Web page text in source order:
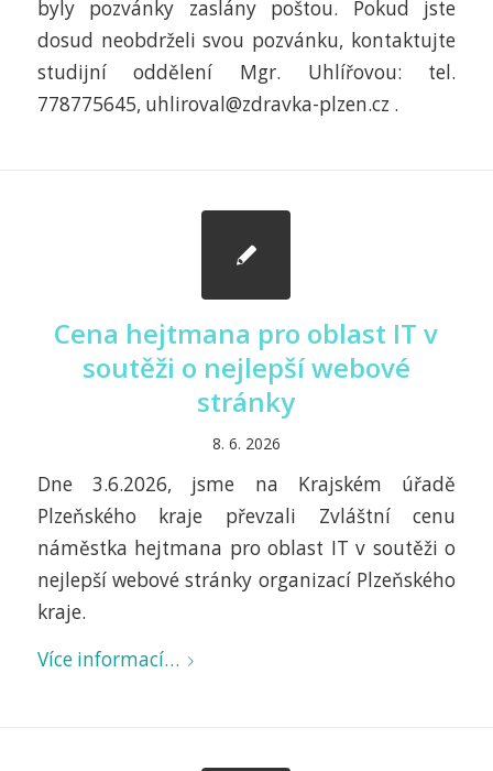
byly pozvánky zaslány poštou. Pokud jste
dosud neobdrželi svou pozvánku, kontaktujte
studijní oddělení Mgr. Uhlířovou: tel.
778775645, uhliroval@zdravka-plzen.cz .
Cena hejtmana pro oblast IT v
soutěži o nejlepší webové
stránky
8. 6. 2026
Dne 3.6.2026, jsme na Krajském úřadě
Plzeňského kraje převzali Zvláštní cenu
náměstka hejtmana pro oblast IT v soutěži o
nejlepší webové stránky organizací Plzeňského
kraje.
Více informací…